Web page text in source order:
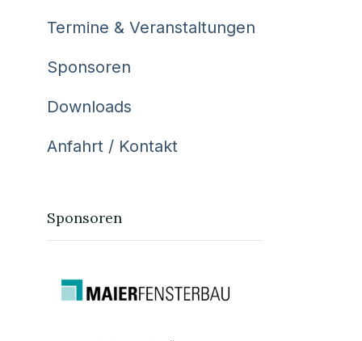
Termine & Veranstaltungen
Sponsoren
Downloads
Anfahrt / Kontakt
Sponsoren